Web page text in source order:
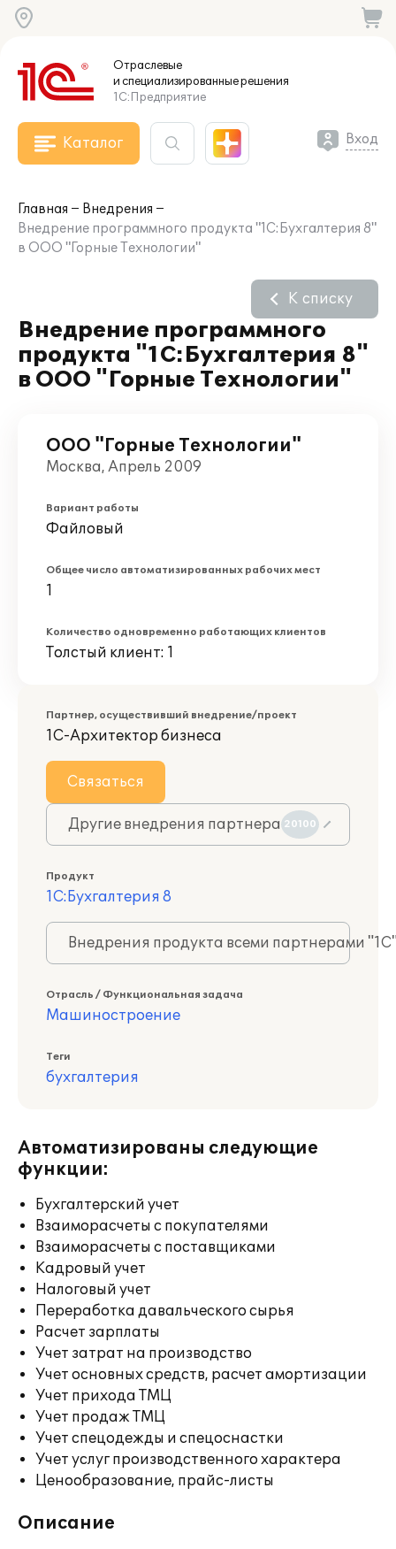
Отраслевые
и специализированныерешения
1С:Предприятие
Каталог Вход
Главная
Внедрения
Внедрение программного продукта "1С:Бухгалтерия 8"
в ООО "Горные Технологии"
Внедрение программного
продукта "1С:Бухгалтерия 8"
в ООО "Горные Технологии"
К списку
ООО "Горные Технологии"
Москва, Апрель 2009
Вариант работы
Файловый
Общее число автоматизированных рабочих мест
1
Количество одновременно работающих клиентов
Толстый клиент: 1
Партнер, осуществивший внедрение/проект
1С-Архитектор бизнеса
Связаться
Другие внедрения партнера 20100
Продукт
1С:Бухгалтерия 8
Внедрения продукта всеми партнерами
Отрасль / Функциональная задача
Машиностроение
Теги
бухгалтерия
Автоматизированы следующие
функции:
Бухгалтерский учет
Взаиморасчеты с покупателями
Взаиморасчеты с поставщиками
Кадровый учет
Налоговый учет
Переработка давальческого сырья
Расчет зарплаты
Учет затрат на производство
Учет основных средств, расчет амортизации
Учет прихода ТМЦ
Учет продаж ТМЦ
Учет спецодежды и спецоснастки
Учет услуг производственного характера
Ценообразование, прайс-листы
Описание